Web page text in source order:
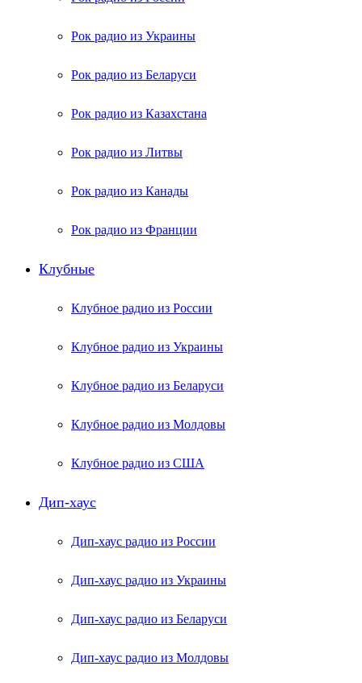
Рок радио из Украины
Рок радио из Беларуси
Рок радио из Казахстана
Рок радио из Литвы
Рок радио из Канады
Рок радио из Франции
Клубные
Клубное радио из России
Клубное радио из Украины
Клубное радио из Беларуси
Клубное радио из Молдовы
Клубное радио из США
Дип-хаус
Дип-хаус радио из России
Дип-хаус радио из Украины
Дип-хаус радио из Беларуси
Дип-хаус радио из Молдовы